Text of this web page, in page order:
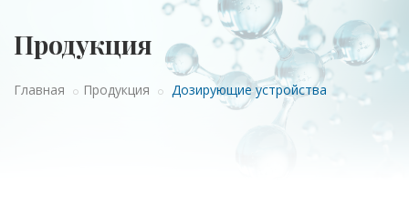
Продукция
Главная Продукция Дозирующие устройства